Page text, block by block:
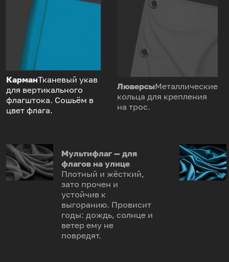
КарманТканевый укав
для вертикального
флагштока. Сошьём в
цвет флага.
ЛюверсыМеталлические
кольца для крепления
на трос.
Мультифлаг — для
флагов на улице
Плотный и жёсткий,
зато прочен и
устойчив к
выгоранию. Провисит
годы: дождь, солнце и
ветер ему не
повредят.